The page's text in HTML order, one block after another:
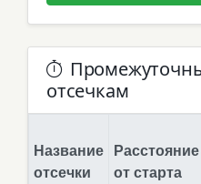
отсечкам
Название
отсечки
Расстояние
от старта